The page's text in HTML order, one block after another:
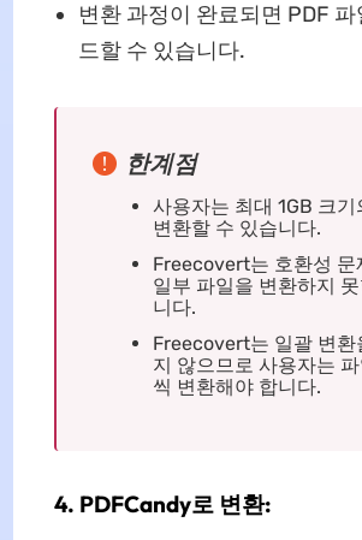
변환 과정이 완료되면 PDF
드할 수 있습니다.
한계점
사용자는 최대 1GB 크
변환할 수 있습니다.
Freecovert는 호환성 문
일부 파일을 변환하지
니다.
Freecovert는 일괄 변환
지 않으므로 사용자는
씩 변환해야 합니다.
4. PDFCandy로 변환: